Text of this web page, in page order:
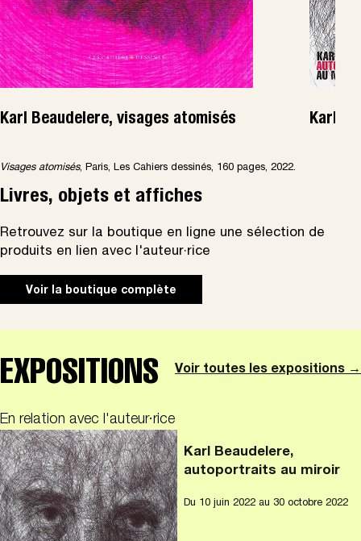
Karl Beaudelere, visages atomisés
Visages atomisés, Paris, Les Cahiers dessinés, 160 pages, 2022.
Karl
Livres, objets et affiches
Retrouvez sur la boutique en ligne une sélection de
produits en lien avec l'auteur·rice
Voir la boutique complète
EXPOSITIONS Voir toutes les expositions →
En relation avec l'auteur·rice
Karl Beaudelere,
autoportraits au miroir
Du 10 juin 2022 au 30 octobre 2022